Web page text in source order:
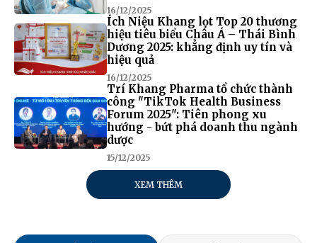
16/12/2025
Ích Niệu Khang lọt Top 20 thương
hiệu tiêu biểu Châu Á – Thái Bình
Dương 2025: khẳng định uy tín và
hiệu quả
16/12/2025
Trí Khang Pharma tổ chức thành
công "TikTok Health Business
Forum 2025": Tiên phong xu
hướng - bứt phá doanh thu ngành
dược
15/12/2025
XEM THÊM